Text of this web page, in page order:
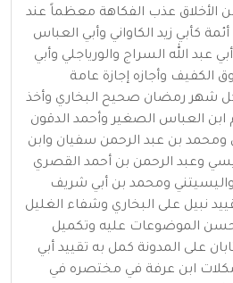
عذب الفكاهة معظماً عند
كأبي زيد الكاواني وأبي العباس
عبد الله السراج والورياجلي وأبي
الكفيف وأجازه إجازة عامة
شهر رمضان صحيح البخاري وأخذ
ابن العباس الصغير وأحمد الدقون
ومحمد بن عبد الرحمن سفيان وابن
وعبد الرحمن بن أحمد القصري
ومحمد بن أبي شريف
نبيل على البخاري وشفاء الغليل
الموضوعات عليه وتكميل
على المدونة كمل به تقييد أبي
ابن عرفة في مختصره في